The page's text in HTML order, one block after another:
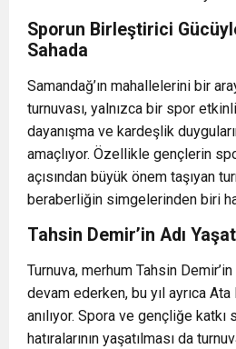
Sporun Birleştirici
Sahada
Samandağ’ın mahallelerini bir
turnuvası, yalnızca bir spor
dayanışma ve kardeşlik
amaçlıyor. Özellikle gençlerin
açısından büyük önem taşıyan
beraberliğin simgelerinden biri
Tahsin Demir’in Adı
Turnuva, merhum Tahsin Demir’in
devam ederken, bu yıl ayrıca Ata
anılıyor. Spora ve gençliğe
hatıralarının yaşatılması da